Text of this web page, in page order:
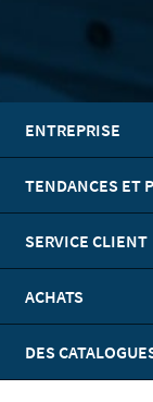
ENTREPRISE
TENDANCES ET
SERVICE CLIENT
ACHATS
DES